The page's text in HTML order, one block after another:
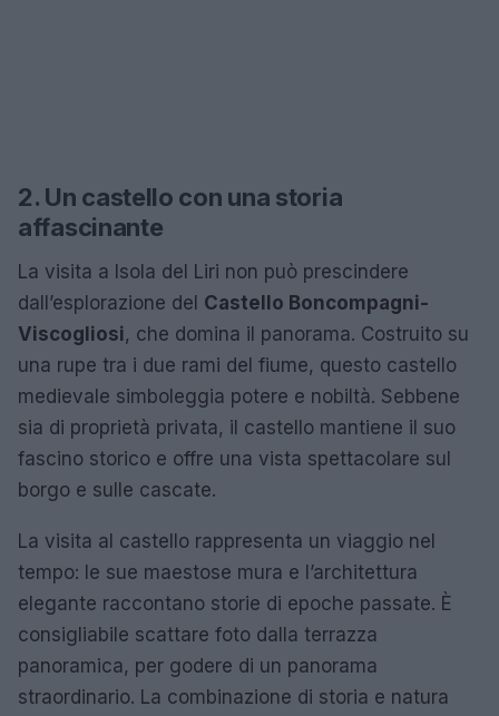
2. Un castello con una storia
affascinante
La visita a Isola del Liri non può prescindere
dall’esplorazione del Castello Boncompagni-
Viscogliosi, che domina il panorama. Costruito su
una rupe tra i due rami del fiume, questo castello
medievale simboleggia potere e nobiltà. Sebbene
sia di proprietà privata, il castello mantiene il suo
fascino storico e offre una vista spettacolare sul
borgo e sulle cascate.
La visita al castello rappresenta un viaggio nel
tempo: le sue maestose mura e l’architettura
elegante raccontano storie di epoche passate. È
consigliabile scattare foto dalla terrazza
panoramica, per godere di un panorama
straordinario. La combinazione di storia e natura